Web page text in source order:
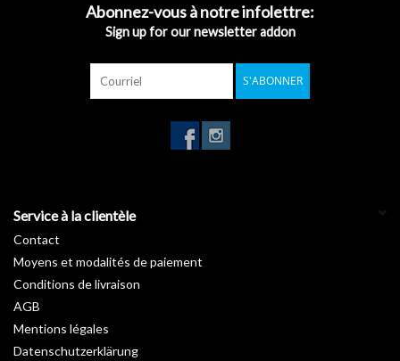
Largeur du film : 152cm
Longueur du rouleau : 20m
Rapport qualité-prix
aurons certainement une solution.
Abonnez-vous à notre infolettre:
Sign up for our newsletter addon
S'ABONNER
Service à la clientèle
Contact
Moyens et modalités de paiement
Conditions de livraison
AGB
Mentions légales
Datenschutzerklärung